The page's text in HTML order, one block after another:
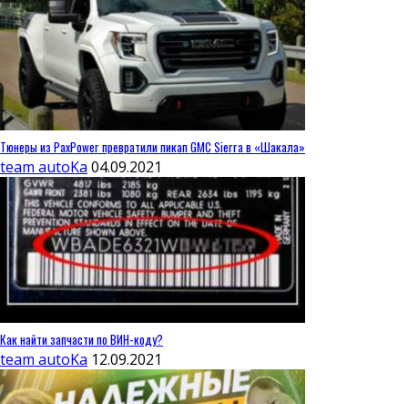
Тюнеры из PaxPower превратили пикап GMC Sierra в «Шакала»
team autoKa 04.09.2021
Как найти запчасти по ВИН-коду?
team autoKa 12.09.2021